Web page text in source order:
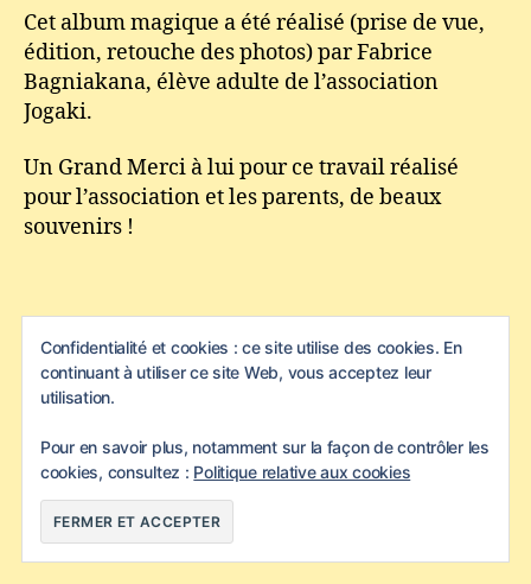
Cet album magique a été réalisé (prise de vue,
édition, retouche des photos) par Fabrice
Bagniakana, élève adulte de l’association
Jogaki.
Un Grand Merci à lui pour ce travail réalisé
pour l’association et les parents, de beaux
souvenirs !
Menant plusieurs projets artistiques, découvrez
l’Univers de Spawn à travers les liens suivants :
https://www.facebook.com/hossaphotography
– Projet de vision du Monde dans 100 ans :
http://www.welcometothefuture.fr/
Confidentialité et cookies : ce site utilise des cookies. En
continuant à utiliser ce site Web, vous acceptez leur
utilisation.
Pour en savoir plus, notamment sur la façon de contrôler les
cookies, consultez : Politique relative aux cookies